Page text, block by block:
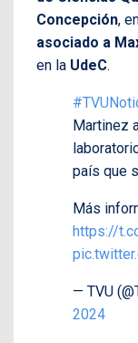
Concepción,
asociado a
en la UdeC.
Martinez
país que
Más
https://
— TVU
2024